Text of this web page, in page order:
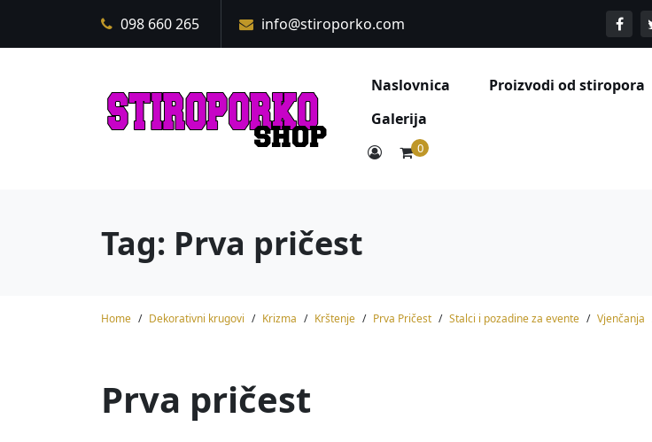
content
098 660 265 info@stiroporko.com
Naslovnica Proizvodi od stiropora
Galerija
0
Tag: Prva pričest
Home Dekorativni krugovi Krizma Krštenje Prva Pričest Stalci i pozadine za evente Vjenčanja
Prva pričest